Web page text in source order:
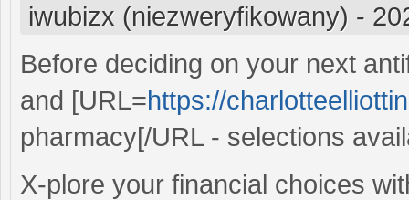
iwubizx (niezweryfikowany) -
Before deciding on your next
and [URL=https://
pharmacy[/URL - selections
X-plore your financial choices